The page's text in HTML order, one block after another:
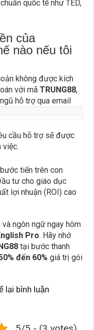
quốc tế như TED,
của
nào nếu tôi
không được kích
với mãTRUNG88,
hỗ trợ qua email
cầu hỗ trợ sẽ được
việc.
tiến trên con
tư cho giáo dục
lợi nhuận (ROI) cao
ngôn ngữ ngay hôm
Pro. Hãy nhớ
tại bước thanh
đến 60% giá trị gói
lại bình luận